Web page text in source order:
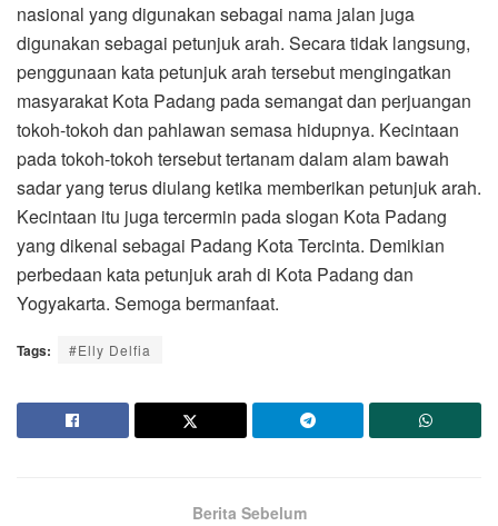
nasional yang digunakan sebagai nama jalan juga
digunakan sebagai petunjuk arah. Secara tidak langsung,
penggunaan kata petunjuk arah tersebut mengingatkan
masyarakat Kota Padang pada semangat dan perjuangan
tokoh-tokoh dan pahlawan semasa hidupnya. Kecintaan
pada tokoh-tokoh tersebut tertanam dalam alam bawah
sadar yang terus diulang ketika memberikan petunjuk arah.
Kecintaan itu juga tercermin pada slogan Kota Padang
yang dikenal sebagai Padang Kota Tercinta. Demikian
perbedaan kata petunjuk arah di Kota Padang dan
Yogyakarta. Semoga bermanfaat.
Tags: #Elly Delfia
Berita Sebelum